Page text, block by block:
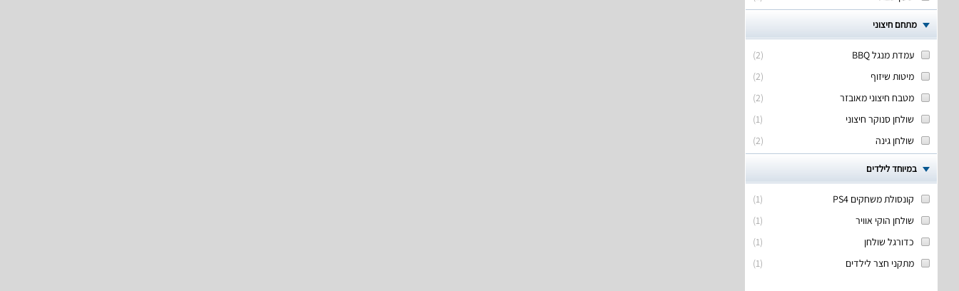
מתחם חיצוני
(
2
)
עמדת מנגל BBQ
(
2
)
מיטות שיזוף
(
2
)
מטבח חיצוני מאובזר
(
1
)
שולחן סנוקר חיצוני
(
2
) שולחן גינה
במיוחד לילדים
(
1
)
קונסולת משחקים PS4
(
1
)
שולחן הוקי אוויר
(
1
)
כדורגל שולחן
(
1
) מתקני חצר לילדים